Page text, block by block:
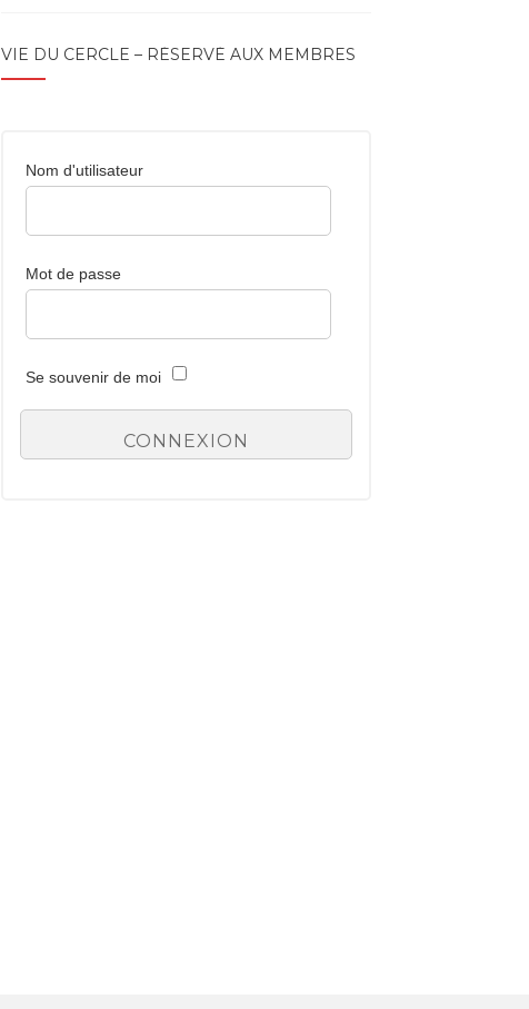
VIE DU CERCLE – RÉSERVÉ AUX MEMBRES
Nom d'utilisateur
Mot de passe
Se souvenir de moi